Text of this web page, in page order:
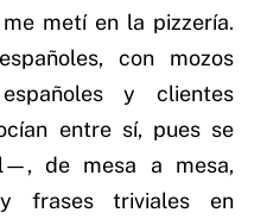
metí en la pizzería.
con mozos
y clientes
entre sí, pues se
de mesa a mesa,
y frases triviales en